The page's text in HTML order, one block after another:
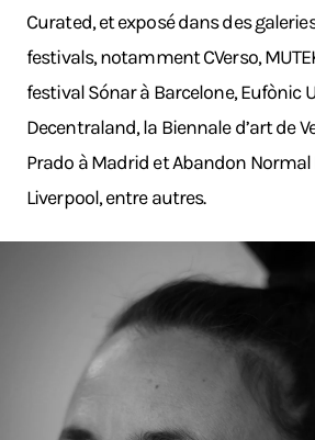
Curated, et exposé dans des
festivals, notamment CVerso,
festival Sónar à Barcelone, Eufònic
Decentraland, la Biennale d’art de
Prado à Madrid et Abandon Normal
Liverpool, entre autres.